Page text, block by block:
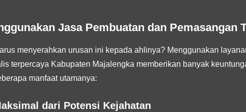
Jasa Pembuatan dan Pemasangan
menyerahkan urusan ini kepada ahlinya? Menggunakan
terpercaya Kabupaten Majalengka memberikan banyak
manfaat utamanya:
dari Potensi Kejahatan